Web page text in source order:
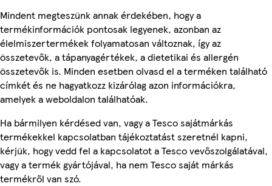
Mindent megteszünk annak érdekében, hogy a
termékinformációk pontosak legyenek, azonban az
élelmiszertermékek folyamatosan változnak, így az
összetevők, a tápanyagértékek, a dietetikai és allergén
összetevők is. Minden esetben olvasd el a terméken található
címkét és ne hagyatkozz kizárólag azon információkra,
amelyek a weboldalon találhatóak.
Ha bármilyen kérdésed van, vagy a Tesco sajátmárkás
termékekkel kapcsolatban tájékoztatást szeretnél kapni,
kérjük, hogy vedd fel a kapcsolatot a Tesco vevőszolgálatával,
vagy a termék gyártójával, ha nem Tesco saját márkás
termékről van szó.